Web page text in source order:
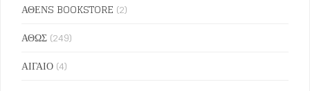
ΑΘΕΝS BOOKSTORE (2)
ΑΘΩΣ (249)
ΑΙΓΑΙΟ (4)